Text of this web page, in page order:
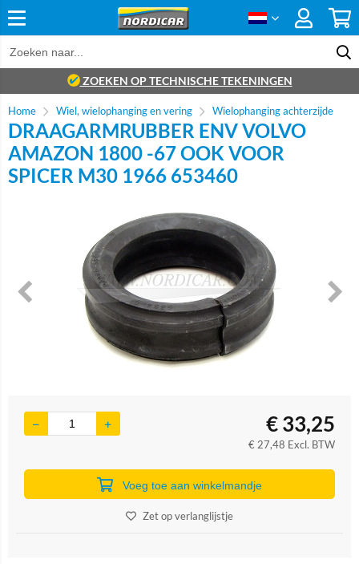
ZOEKEN OP TECHNISCHE TEKENINGEN
Home Wiel, wielophanging en vering Wielophanging achterzijde
DRAAGARMRUBBER ENV VOLVO
AMAZON 1800 -67 OOK VOOR
SPICER M30 1966 653460
€33,25
€ 27,48 Excl. BTW
Voeg toe aan winkelmandje
Zet op verlanglijstje